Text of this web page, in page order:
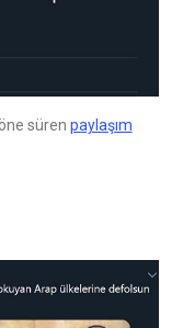
öne süren paylaşım